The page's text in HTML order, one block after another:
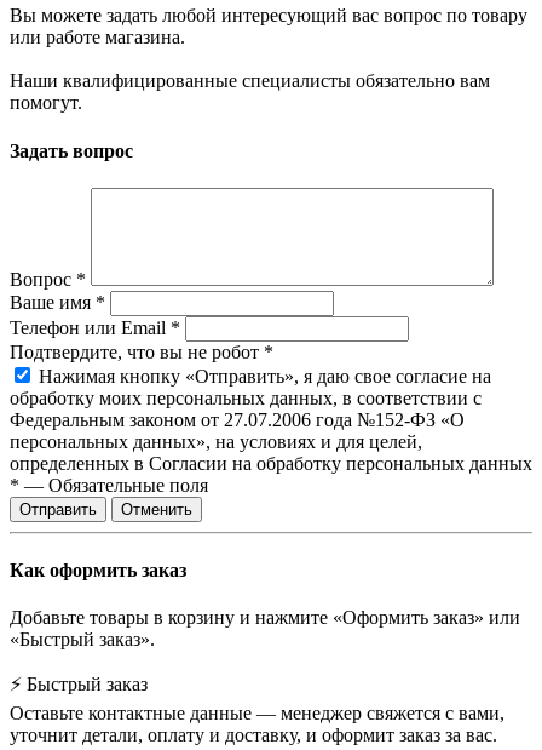
Вы можете задать любой интересующий вас вопрос по товару
или работе магазина.
Наши квалифицированные специалисты обязательно вам
помогут.
Задать вопрос
Вопрос *
Ваше имя *
Телефон или Email *
Подтвердите, что вы не робот *
Нажимая кнопку «Отправить», я даю свое согласие на
обработку моих персональных данных, в соответствии с
Федеральным законом от 27.07.2006 года №152-ФЗ «О
персональных данных», на условиях и для целей,
определенных в Согласии на обработку персональных данных
* — Обязательные поля
Отправить Отменить
Как оформить заказ
Добавьте товары в корзину и нажмите «Оформить заказ» или
«Быстрый заказ».
⚡ Быстрый заказ
Оставьте контактные данные — менеджер свяжется с вами,
уточнит детали, оплату и доставку, и оформит заказ за вас.